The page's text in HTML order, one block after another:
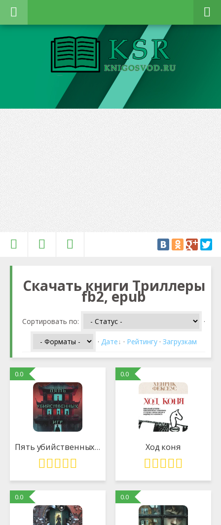
Скачать книги Триллеры
fb2, epub
Сортировать по: ·
· Дате · Рейтингу · Загрузкам
0.0
Пять убийственных игр
0.0
Ход коня
0.0 0.0